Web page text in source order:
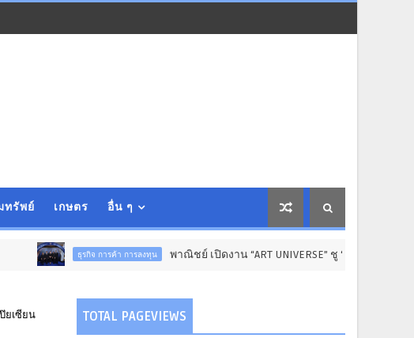
ทรัพย์ เกษตร อื่น ๆ
ธุรกิจ การค้า การลงทุน พาณิชย์ เปิดงาน “ART UNIVERSE” ชู “ลิขสิทธิ์” ขับเคลื่อนเศรษฐกิจส
ยเซียน
TOTAL PAGEVIEWS